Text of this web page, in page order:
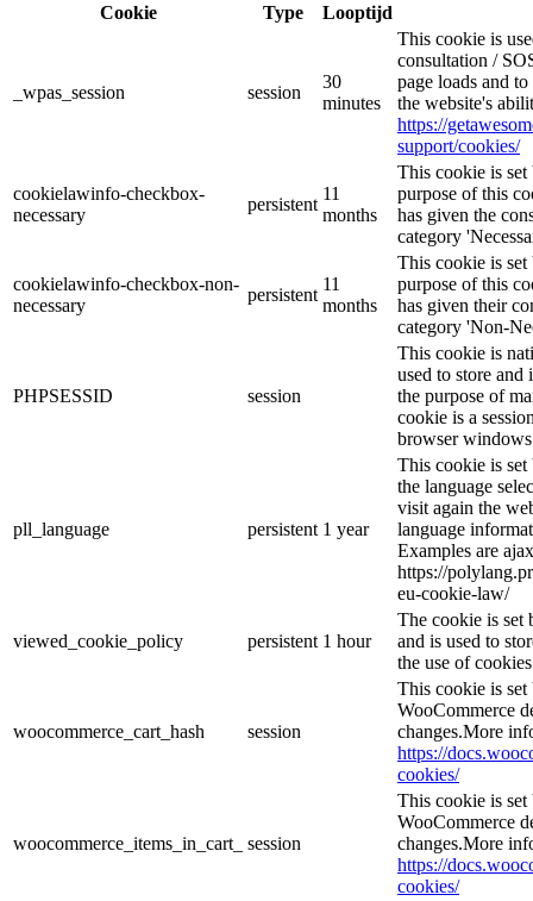
Cookie
Type Looptijd
_wpas_session session
30
minutes
This cookie is
consultation /
page loads and
the website's
https://
support/cookies/
cookielawinfo-checkbox-
necessary
persistent
11
months
This cookie is
purpose of this
has given the
category
cookielawinfo-checkbox-non-
necessary
persistent
11
months
This cookie is
purpose of this
has given their
category 'Non-
PHPSESSID session
This cookie is
used to store
the purpose of
cookie is a
browser
pll_language persistent 1 year
This cookie is set
the language
visit again the
language
Examples are
https://
eu-cookie-law/
viewed_cookie_policy persistent 1 hour
The cookie is set
and is used to
the use of
woocommerce_cart_hash session
This cookie is set
WooCommerce
changes.More
https://
cookies/
woocommerce_items_in_cart_ session
This cookie is set
WooCommerce
changes.More
https://
cookies/